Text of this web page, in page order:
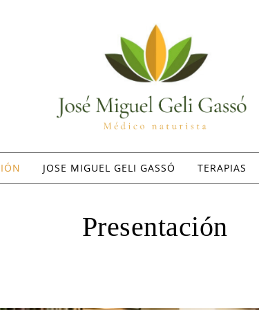
JOSE MIGUEL GELI GASSÓ TERAPIAS
Presentación